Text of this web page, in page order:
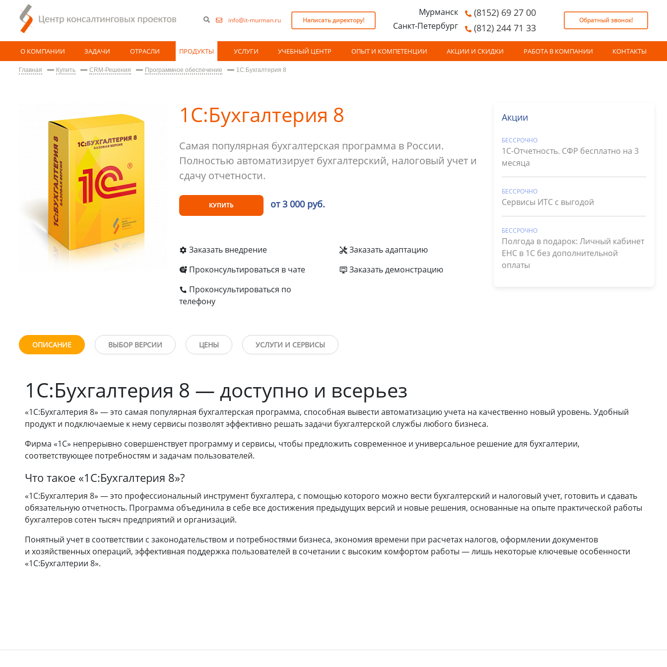
info@it-murman.ru Написать директору!
Мурманск
Санкт-Петербург
(8152) 69 27 00
(812) 244 71 33
Обратный звонок!
О КОМПАНИИ ЗАДАЧИ ОТРАСЛИ ПРОДУКТЫ УСЛУГИ УЧЕБНЫЙ ЦЕНТР ОПЫТ И КОМПЕТЕНЦИИ АКЦИИ И СКИДКИ РАБОТА В КОМПАНИИ КОНТАКТЫ
Главная Купить CRM-Решения Программное обеспечение 1С:Бухгалтерия 8
1С:Бухгалтерия 8
Самая популярная бухгалтерская программа в России.
Полностью автоматизирует бухгалтерский, налоговый учет и
сдачу отчетности.
КУПИТЬ от 3 000 руб.
Заказать внедрение
Заказать адаптацию
Проконсультироваться в чате
Заказать демонстрацию
Проконсультироваться по
телефону
Акции
БЕССРОЧНО
1С-Отчетность. СФР бесплатно на 3
месяца
БЕССРОЧНО
Сервисы ИТС с выгодой
БЕССРОЧНО
Полгода в подарок: Личный кабинет
ЕНС в 1С без дополнительной
оплаты
ОПИСАНИЕ ВЫБОР ВЕРСИИ ЦЕНЫ УСЛУГИ И СЕРВИСЫ
1С:Бухгалтерия 8 — доступно и всерьез
«1C:Бухгалтерия 8» — это самая популярная бухгалтерская программа, способная вывести автоматизацию учета на качественно новый уровень. Удобный
продукт и подключаемые к нему сервисы позволят эффективно решать задачи бухгалтерской службы любого бизнеса.
Фирма «1С» непрерывно совершенствует программу и сервисы, чтобы предложить современное и универсальное решение для бухгалтерии,
соответствующее потребностям и задачам пользователей.
Что такое «1C:Бухгалтерия 8»?
«1C:Бухгалтерия 8» — это профессиональный инструмент бухгалтера, с помощью которого можно вести бухгалтерский и налоговый учет, готовить и сдавать
обязательную отчетность. Программа объединила в себе все достижения предыдущих версий и новые решения, основанные на опыте практической работы
бухгалтеров сотен тысяч предприятий и организаций.
Понятный учет в соответствии с законодательством и потребностями бизнеса, экономия времени при расчетах налогов, оформлении документов
и хозяйственных операций, эффективная поддержка пользователей в сочетании с высоким комфортом работы — лишь некоторые ключевые особенности
«1C:Бухгалтерии 8».